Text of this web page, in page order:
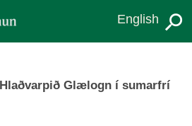
English
Hlaðvarpið Glælogn í sumarfrí